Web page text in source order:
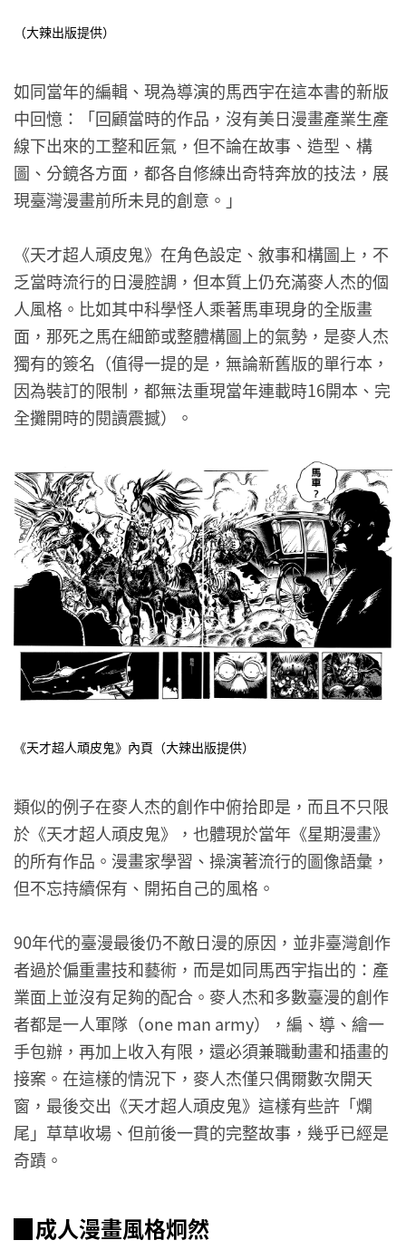
（大辣出版提供）
如同當年的編輯、現為導演的馬西宇在這本書的新版
中回憶：「回顧當時的作品，沒有美日漫畫產業生產
線下出來的工整和匠氣，但不論在故事、造型、構
圖、分鏡各方面，都各自修練出奇特奔放的技法，展
現臺灣漫畫前所未見的創意。」
《天才超人頑皮鬼》在角色設定、敘事和構圖上，不
乏當時流行的日漫腔調，但本質上仍充滿麥人杰的個
人風格。比如其中科學怪人乘著馬車現身的全版畫
面，那死之馬在細節或整體構圖上的氣勢，是麥人杰
獨有的簽名（值得一提的是，無論新舊版的單行本，
因為裝訂的限制，都無法重現當年連載時16開本、完
全攤開時的閱讀震撼）。
《天才超人頑皮鬼》內頁（大辣出版提供）
類似的例子在麥人杰的創作中俯拾即是，而且不只限
於《天才超人頑皮鬼》，也體現於當年《星期漫畫》
的所有作品。漫畫家學習、操演著流行的圖像語彙，
但不忘持續保有、開拓自己的風格。
90年代的臺漫最後仍不敵日漫的原因，並非臺灣創作
者過於偏重畫技和藝術，而是如同馬西宇指出的：產
業面上並沒有足夠的配合。麥人杰和多數臺漫的創作
者都是一人軍隊（one man army），編、導、繪一
手包辦，再加上收入有限，還必須兼職動畫和插畫的
接案。在這樣的情況下，麥人杰僅只偶爾數次開天
窗，最後交出《天才超人頑皮鬼》這樣有些許「爛
尾」草草收場、但前後一貫的完整故事，幾乎已經是
奇蹟。
▉成人漫畫風格炯然